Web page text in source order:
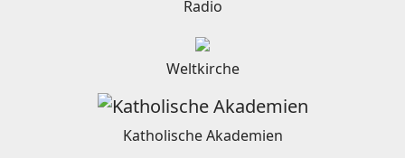
Radio
Weltkirche
Katholische Akademien